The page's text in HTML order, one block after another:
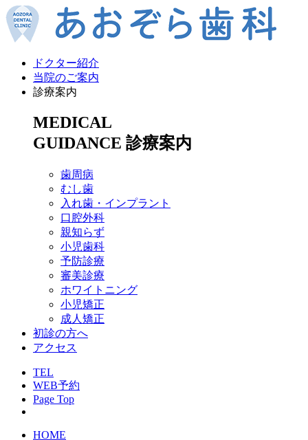
ドクター紹介
当院のご案内
診療案内
MEDICAL
GUIDANCE 診療案内
歯周病
むし歯
入れ歯・インプラント
口腔外科
親知らず
小児歯科
予防診療
審美診療
ホワイトニング
小児矯正
成人矯正
初診の方へ
アクセス
TEL
WEB予約
Page Top
HOME